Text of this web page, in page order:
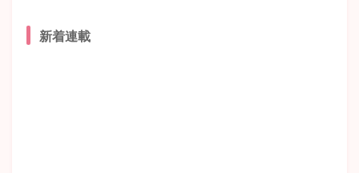
新着連載